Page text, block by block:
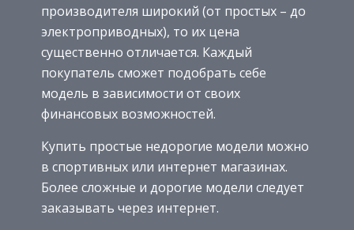
производителя широкий (от простых – до
электроприводных), то их цена
существенно отличается. Каждый
покупатель сможет подобрать себе
модель в зависимости от своих
финансовых возможностей.
Купить простые недорогие модели можно
в спортивных или интернет магазинах.
Более сложные и дорогие модели следует
заказывать через интернет.